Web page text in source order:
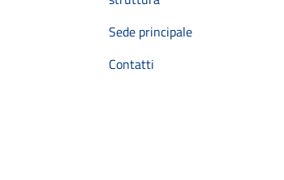
Sede principale
Contatti